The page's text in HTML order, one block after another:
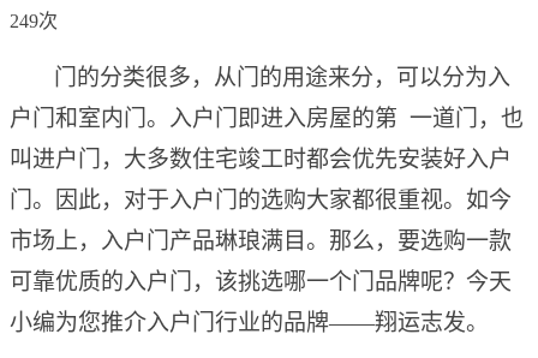
249次
门的分类很多，从门的用途来分， 可以分为入
户门 和室内门 。 入户门 即进入房屋的第 一道门，也
叫进户门
，大多数住宅竣工时都会优先安装好入户
门。
因此，对于入户门的选购大家都很重视。如今
市场上， 入户门产品琳琅满目。那么，要选购一款
可靠优质的入户门，该挑选哪一个门品牌呢？今天
小编为您推介入户门行业的品牌——翔运志发。